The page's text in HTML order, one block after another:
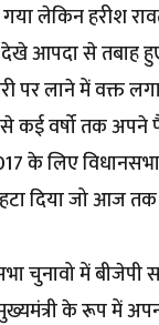
गया लेकिन हरीश
आपदा से तबाह
पर लाने में वक्त
कई वर्षो तक अपने
के लिए
दिया जो आज तक
चुनावो में बीजेपी
मुख्यमंत्री के रूप में